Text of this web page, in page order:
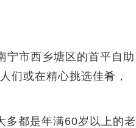
市西乡塘区的首平自助
们或在精心挑选佳肴，
都是年满60岁以上的老